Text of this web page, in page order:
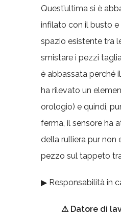
Quest’ultima si è
infilato con il busto
spazio esistente tra
smistare i pezzi
è abbassata perché
ha rilevato un
orologio) e quindi,
ferma, il sensore ha
della rulliera pur non
pezzo sul tappeto
▶ Responsabilità in
⚠ Datore di